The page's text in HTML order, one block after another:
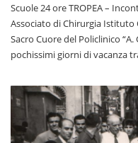
Scuole 24 ore TROPEA –
Associato di Chirurgia Istituto
Sacro Cuore del Policlinico
pochissimi giorni di vacanza